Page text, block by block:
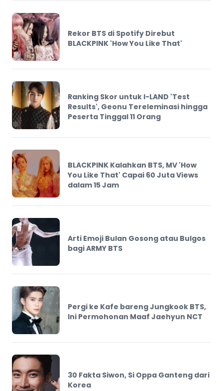
Rekor BTS di Spotify Direbut
BLACKPINK 'How You Like That'
Ranking Skor untuk I-LAND 'Test
Results', Geonu Tereleminasi hingga
Peserta Tinggal 11 Orang
BLACKPINK Kalahkan BTS, MV 'How
You Like That' Capai 60 Juta Views
dalam 15 Jam
Arti Emoji Bulan Gosong atau Bulgos
bagi ARMY BTS
Pergi ke Kafe bareng Jungkook BTS,
Ini Permohonan Maaf Jaehyun NCT
30 Fakta Siwon, Si Oppa Ganteng dari
Korea